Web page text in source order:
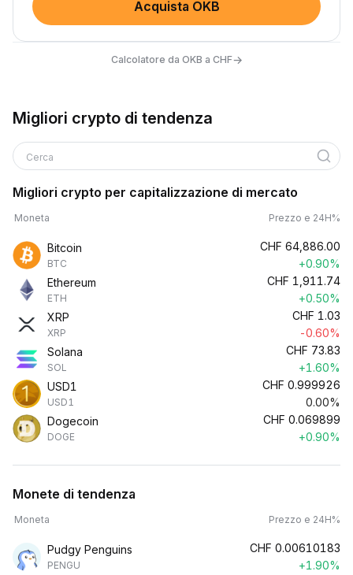
Acquista OKB
Calcolatore da OKB a CHF→
Migliori crypto di tendenza
Cerca
Migliori crypto per capitalizzazione di mercato
Moneta Prezzo e 24H%
Bitcoin
BTC
CHF 64,886.00
+0.90%
Ethereum
ETH
CHF 1,911.74
+0.50%
XRP
XRP
CHF 1.03
-0.60%
Solana
SOL
CHF 73.83
+1.60%
USD1
USD1
CHF 0.999926
0.00%
Dogecoin
DOGE
CHF 0.069899
+0.90%
Monete di tendenza
Moneta Prezzo e 24H%
Pudgy Penguins
PENGU
CHF 0.00610183
+1.90%